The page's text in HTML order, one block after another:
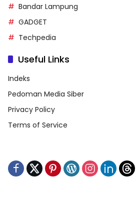
Bandar Lampung
GADGET
Techpedia
Useful Links
Indeks
Pedoman Media Siber
Privacy Policy
Terms of Service